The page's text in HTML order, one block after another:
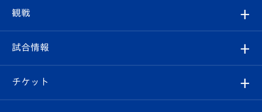
クラブ
試合情報
クラブ概要
エンブレム紹介
観戦
観戦ルール
はじめての観戦ガイド
試合情報
試合日程/結果
チケット